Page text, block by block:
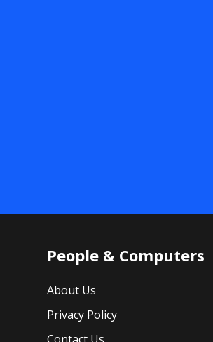
People & Computers
About Us
Privacy Policy